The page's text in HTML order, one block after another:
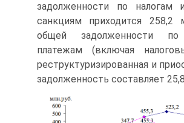
задолженности по налогам
санкциям приходится 258,2
общей задолженности по
платежам (включая
реструктуризированная и
задолженность составляет